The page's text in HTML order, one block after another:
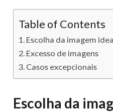
Table of Contents
Escolha da imagem
Excesso de imagens
Casos excepcionais
Escolha da